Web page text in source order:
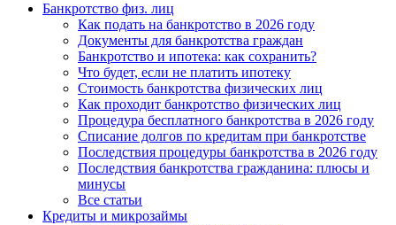
Банкротство физ. лиц
Как подать на банкротство в 2026 году
Документы для банкротства граждан
Банкротство и ипотека: как сохранить?
Что будет, если не платить ипотеку
Стоимость банкротства физических лиц
Как проходит банкротство физических лиц
Процедура бесплатного банкротства в 2026 году
Списание долгов по кредитам при банкротстве
Последствия процедуры банкротства в 2026 году
Последствия банкротства гражданина: плюсы и
минусы
Все статьи
Кредиты и микрозаймы